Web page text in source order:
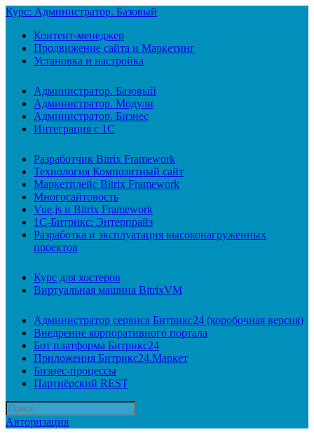
Курс: Администратор. Базовый
Контент-менеджер
Продвижение сайта и Маркетинг
Установка и настройка
Администратор. Базовый
Администратор. Модули
Администратор. Бизнес
Интеграция с 1С
Разработчик Bitrix Framework
Технология Композитный сайт
Маркетплейс Bitrix Framework
Многосайтовость
Vue.js и Bitrix Framework
1С-Битрикс: Энтерпрайз
Разработка и эксплуатация высоконагруженных
проектов
Курс для хостеров
Виртуальная машина BitrixVM
Администратор сервиса Битрикс24 (коробочная версия)
Внедрение корпоративного портала
Бот платформа Битрикс24
Приложения Битрикс24.Маркет
Бизнес-процессы
Партнёрский REST
Авторизация